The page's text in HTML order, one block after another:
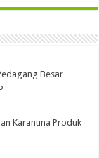
Besar
Karantina Produk